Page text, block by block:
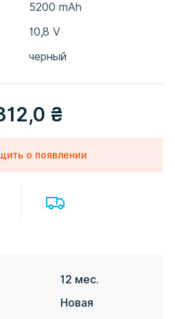
5200 mAh
10,8 V
черный
₴
о появлении
12 мес.
Новая